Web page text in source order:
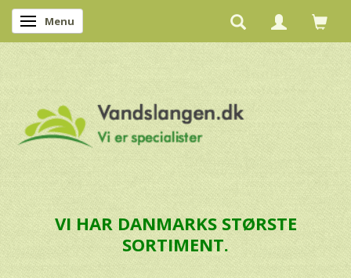
Skifte navigation
Menu
VI HAR DANMARKS STØRSTE
SORTIMENT.